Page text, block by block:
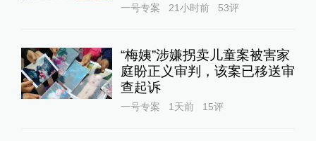
一号专案 21小时前 53评
“梅姨”涉嫌拐卖儿童案被害家
庭盼正义审判，该案已移送审
查起诉
一号专案 1天前 15评